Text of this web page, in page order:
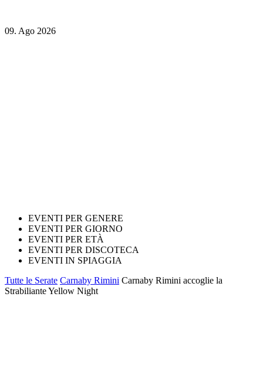
09. Ago 2026
EVENTI PER GENERE
EVENTI PER GIORNO
EVENTI PER ETÀ
EVENTI PER DISCOTECA
EVENTI IN SPIAGGIA
Tutte le Serate Carnaby Rimini Carnaby Rimini accoglie la
Strabiliante Yellow Night